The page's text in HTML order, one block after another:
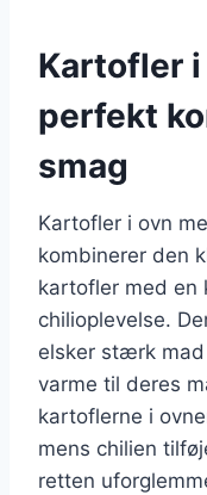
Kartofler
perfekt
smag
Kartofler i ovn
kombinerer den
kartofler med en
chilioplevelse.
elsker stærk
varme til deres
kartoflerne i
mens chilien
retten